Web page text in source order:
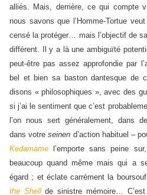
alliés. Mais, derrière, ce qui compte
nous savons que l’Homme-Tortue
censé la protéger… mais l’objectif de
différent. Il y a là une ambiguïté
peut-être pas assez approfondie par
bel et bien sa baston dantesque de
disons « philosophiques », avec des
si j’ai le sentiment que c’est
l’on nous sert généralement, dans
dans votreseinen d’action habituel –
Kedamame l’emporte sans peine
beaucoup quand même mais qui a
égard ; et éclate carrément la
the Shell de sinistre mémoire…